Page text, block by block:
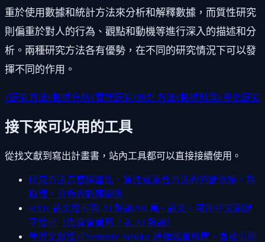
重於使用數據和統計方法來分析和解釋數據，而質性研究
則偏重於對人的行為、觀點和動機等進行深入的描述和分
析。兩種研究方法各有優勢，在不同的研究情況下可以發
揮不同的作用。
#研究方法#數據分析#實證研究#統計方法#數據科學#量化研究
接下來可以用的工具
從找文獻到寫出計畫書，站內工具都可以直接接續使用。
研究方法怎麼選量化、質性或混合方法的判斷依據，與
取樣、分析的對應關係
arXiv 論文搜尋與 AI 解讀200 萬+ 論文，可用中文關鍵
字搜尋（免費會員有 2 次 AI 解讀）
學術文獻搜尋Semantic Scholar 跨領域資料庫，含被引用